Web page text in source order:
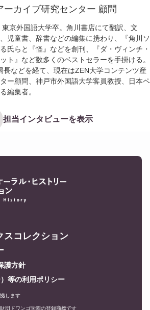
ーカイブ研究センター 顧問
京外国語大学卒。角川書店にて翻訳、文
児童書、辞書などの編集に携わり、『角川ソ
氏らと『怪』などを創刊、『ダ・ヴィンチ・
ト』など数多くのベストセラーを手掛ける。
長などを経て、現在はZEN大学コンテンツ産
ー顧問、神戸市外国語大学客員教授、日本ペ
編集者。
担当インタビューを表示
スコレクション
護方針
等の利用ポリシー
します
団ドワンゴ学園の登録商標です